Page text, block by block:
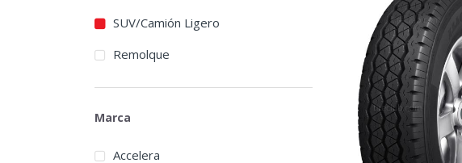
SUV/Camión Ligero
Remolque
Marca
Accelera